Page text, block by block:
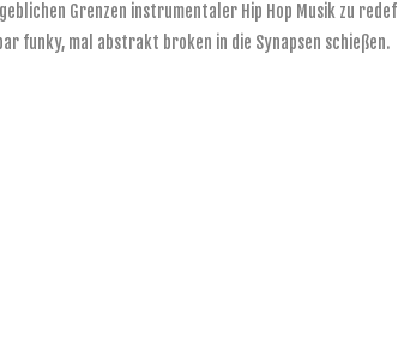
Grenzen instrumentaler Hip Hop Musik zu
funky, mal abstrakt broken in die Synapsen schießen.